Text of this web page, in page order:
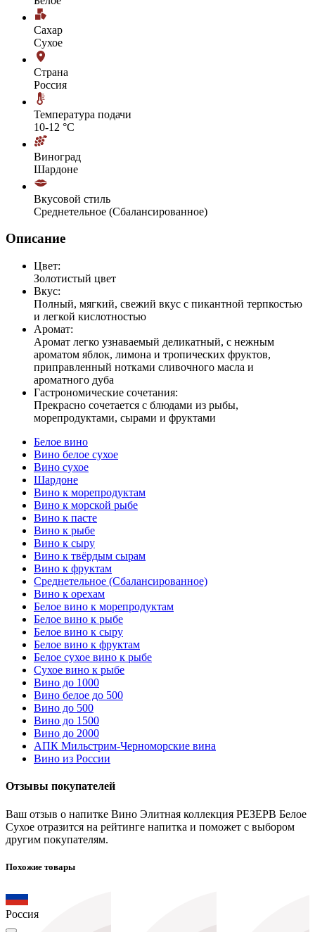
Сахар
Сухое
Страна
Россия
Температура подачи
10-12 °С
Виноград
Шардоне
Вкусовой стиль
Среднетельное (Сбалансированное)
Описание
Цвет:
Золотистый цвет
Вкус:
Полный, мягкий, свежий вкус с пикантной терпкостью
и легкой кислотностью
Аромат:
Аромат легко узнаваемый деликатный, с нежным
ароматом яблок, лимона и тропических фруктов,
приправленный нотками сливочного масла и
ароматного дуба
Гастрономические сочетания:
Прекрасно сочетается с блюдами из рыбы,
морепродуктами, сырами и фруктами
Белое вино
Вино белое сухое
Вино сухое
Шардоне
Вино к морепродуктам
Вино к морской рыбе
Вино к пасте
Вино к рыбе
Вино к сыру
Вино к твёрдым сырам
Вино к фруктам
Среднетельное (Сбалансированное)
Вино к орехам
Белое вино к морепродуктам
Белое вино к рыбе
Белое вино к сыру
Белое вино к фруктам
Белое сухое вино к рыбе
Сухое вино к рыбе
Вино до 1000
Вино белое до 500
Вино до 500
Вино до 1500
Вино до 2000
АПК Мильстрим-Черноморские вина
Вино из России
Отзывы покупателей
Ваш отзыв о напитке Вино Элитная коллекция РЕЗЕРВ Белое
Сухое отразится на рейтинге напитка и поможет с выбором
другим покупателям.
Похожие товары
Россия